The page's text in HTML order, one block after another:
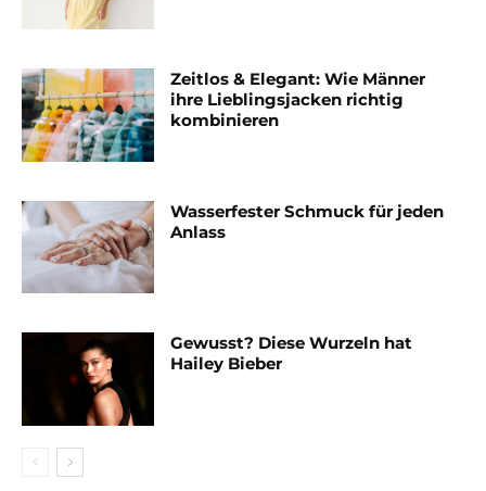
Zeitlos & Elegant: Wie Männer
ihre Lieblingsjacken richtig
kombinieren
Wasserfester Schmuck für jeden
Anlass
Gewusst? Diese Wurzeln hat
Hailey Bieber